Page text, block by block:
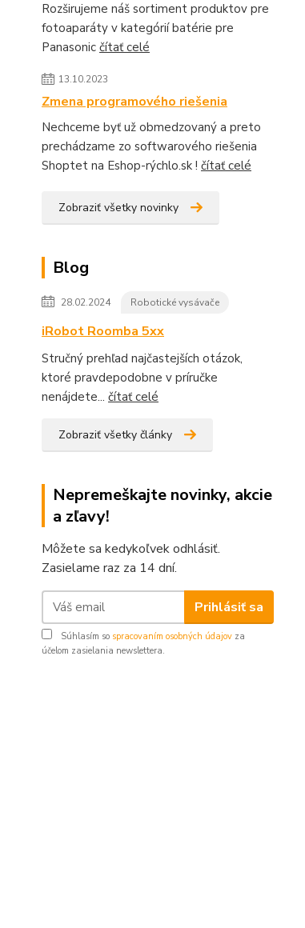
Rozširujeme náš sortiment produktov pre
fotoaparáty v kategórií batérie pre
Panasonic čítať celé
13.10.2023
Zmena programového riešenia
Nechceme byť už obmedzovaný a preto
prechádzame zo softwarového riešenia
Shoptet na Eshop-rýchlo.sk ! čítať celé
Zobraziť všetky novinky
Blog
28.02.2024 Robotické vysávače
iRobot Roomba 5xx
Stručný prehľad najčastejších otázok,
ktoré pravdepodobne v príručke
nenájdete... čítať celé
Zobraziť všetky články
Nepremeškajte novinky, akcie
a zľavy!
Môžete sa kedykoľvek odhlásiť.
Zasielame raz za 14 dní.
Prihlásiť sa
Súhlasím so spracovaním osobných údajov za
účelom zasielania newslettera.